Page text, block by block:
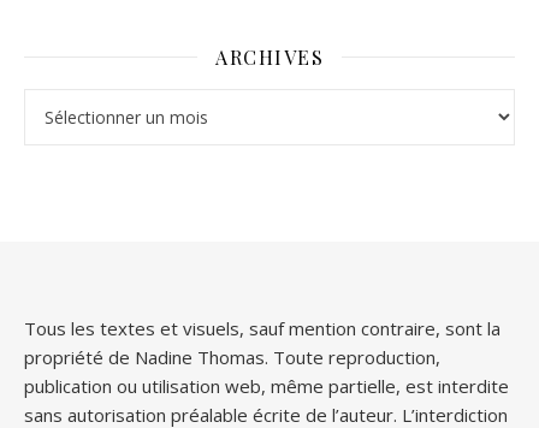
ARCHIVES
Tous les textes et visuels, sauf mention contraire, sont la
propriété de Nadine Thomas. Toute reproduction,
publication ou utilisation web, même partielle, est interdite
sans autorisation préalable écrite de l’auteur. L’interdiction